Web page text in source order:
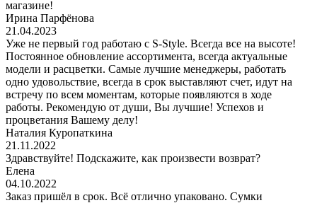
магазине!
Ирина Парфёнова
21.04.2023
Уже не первый год работаю с S-Style. Всегда все на высоте!
Постоянное обновление ассортимента, всегда актуальные
модели и расцветки. Самые лучшие менеджеры, работать
одно удовольствие, всегда в срок выставляют счет, идут на
встречу по всем моментам, которые появляются в ходе
работы. Рекомендую от души, Вы лучшие! Успехов и
процветания Вашему делу!
Наталия Куропаткина
21.11.2022
Здравствуйте! Подскажите, как произвести возврат?
Елена
04.10.2022
Заказ пришёл в срок. Всё отлично упаковано. Сумки